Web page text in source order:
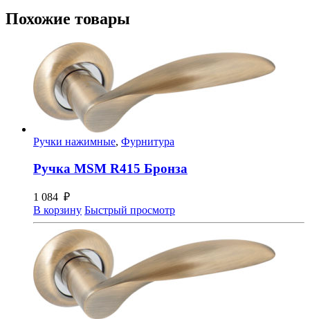
Похожие товары
Ручки нажимные, Фурнитура
Ручка MSM R415 Бронза
1 084 ₽
В корзину Быстрый просмотр